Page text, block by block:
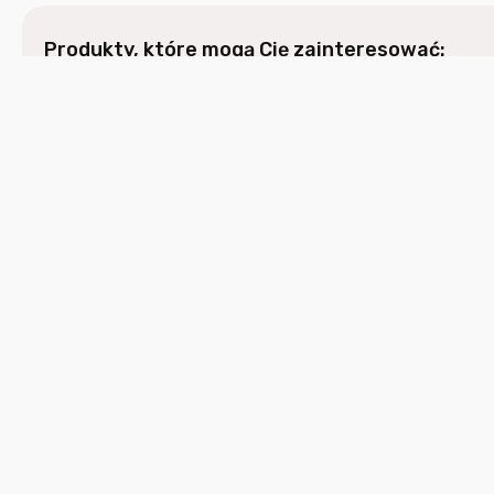
Produkty, które mogą Cię zainteresować: